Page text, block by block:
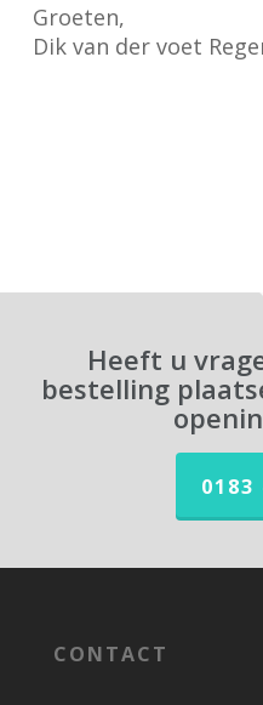
Groeten,
Dik van der voet
Heeft u
bestelling
0183
CONTACT